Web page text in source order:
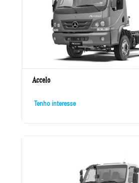
Accelo
Tenho interesse